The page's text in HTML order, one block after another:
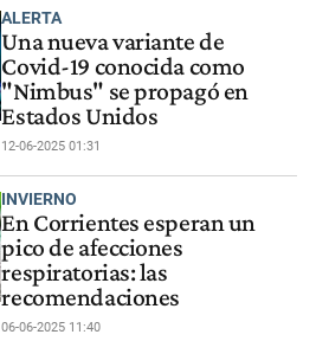
ALERTA
Una nueva variante de
Covid-19 conocida como
"Nimbus" se propagó en
Estados Unidos
12-06-2025 01:31
INVIERNO
En Corrientes esperan un
pico de afecciones
respiratorias: las
recomendaciones
06-06-2025 11:40